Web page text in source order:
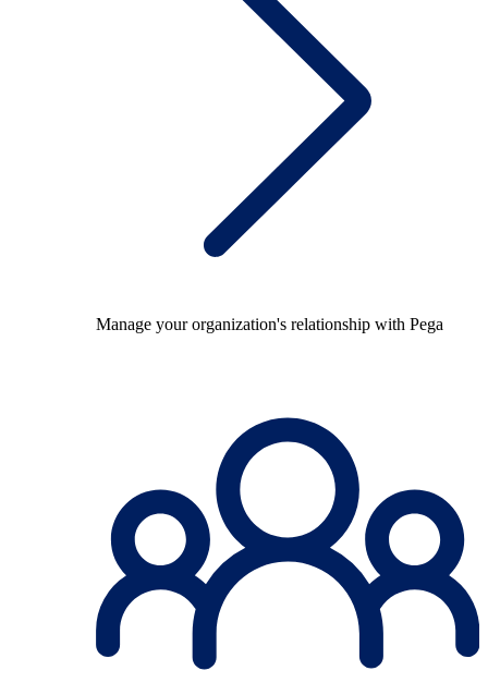
Manage your organization's relationship with Pega